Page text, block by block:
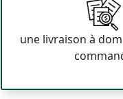
une livraison à